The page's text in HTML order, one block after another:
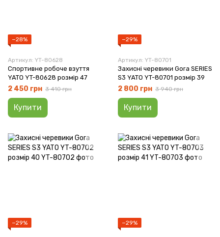
−28%
Артикул: YT-80628
Спортивне робоче взуття
YATO YT-80628 розмір 47
2 450 грн 3 410 грн
Купити
−29%
Артикул: YT-80701
Захисні черевики Gora SERIES
S3 YATO YT-80701 розмір 39
2 800 грн 3 940 грн
Купити
−29% −29%